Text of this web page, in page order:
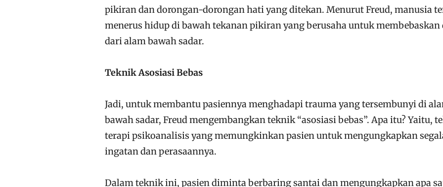
pikiran dan dorongan-dorongan hati yang ditekan. Menurut Freud, manusia
menerus hidup di bawah tekanan pikiran yang berusaha untuk membebaskan
dari alam bawah sadar.
Teknik Asosiasi Bebas
Jadi, untuk membantu pasiennya menghadapi trauma yang tersembunyi di
bawah sadar, Freud mengembangkan teknik “asosiasi bebas”. Apa itu? Yaitu,
terapi psikoanalisis yang memungkinkan pasien untuk mengungkapkan
ingatan dan perasaannya.
Dalam teknik ini, pasien diminta berbaring santai dan mengungkapkan apa